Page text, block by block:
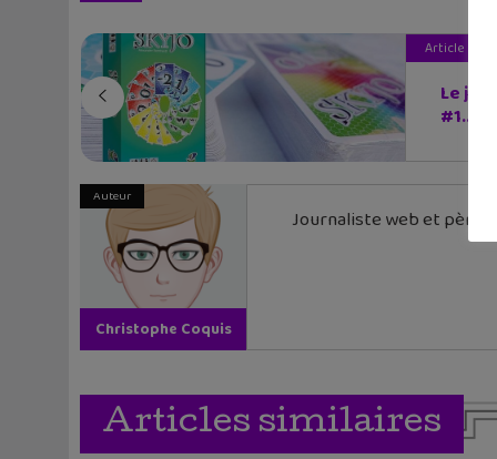
Article
Le
#1...
Auteur
Christophe Coquis
Journaliste web et père
Articles similaires